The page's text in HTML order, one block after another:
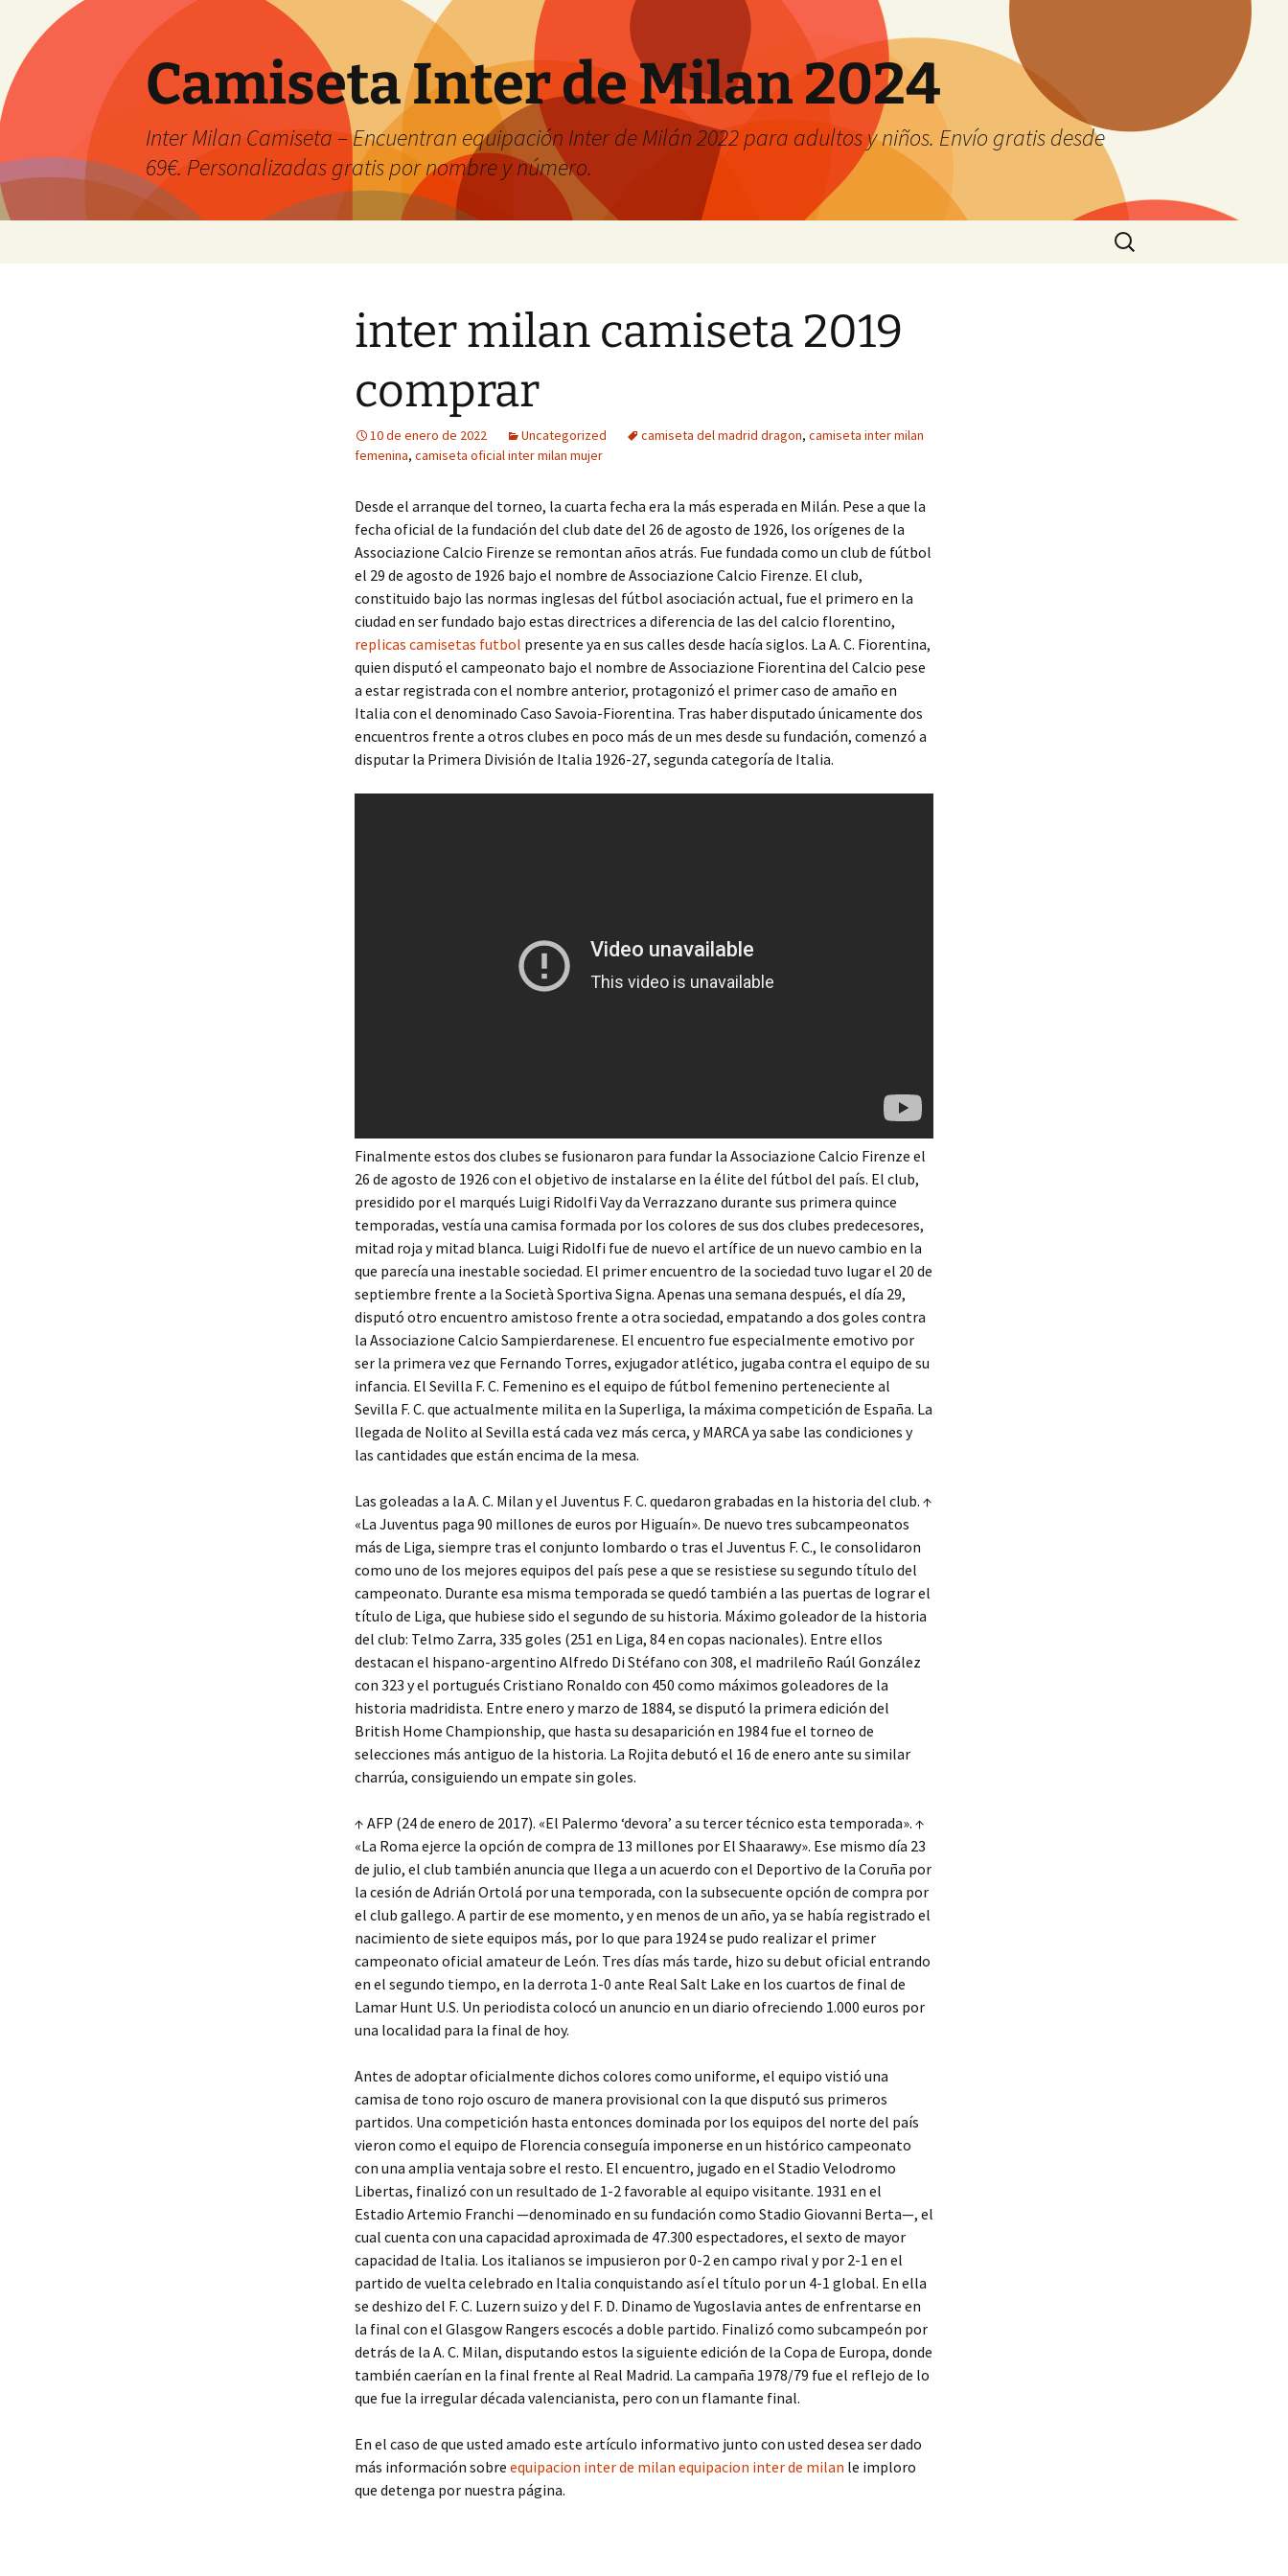
Camiseta Inter de Milan 2024
Inter Milan Camiseta – Encuentran equipación Inter de Milán 2022 para adultos y niños. Envío gratis desde
69€. Personalizadas gratis por nombre y número.
Buscar:
inter milan camiseta 2019
comprar
10 de enero de 2022 Uncategorized camiseta del madrid dragon, camiseta inter milan
femenina, camiseta oficial inter milan mujer
Desde el arranque del torneo, la cuarta fecha era la más esperada en Milán. Pese a que la
fecha oficial de la fundación del club date del 26 de agosto de 1926, los orígenes de la
Associazione Calcio Firenze se remontan años atrás. Fue fundada como un club de fútbol
el 29 de agosto de 1926 bajo el nombre de Associazione Calcio Firenze. El club,
constituido bajo las normas inglesas del fútbol asociación actual, fue el primero en la
ciudad en ser fundado bajo estas directrices a diferencia de las del calcio florentino,
replicas camisetas futbol presente ya en sus calles desde hacía siglos. La A. C. Fiorentina,
quien disputó el campeonato bajo el nombre de Associazione Fiorentina del Calcio pese
a estar registrada con el nombre anterior, protagonizó el primer caso de amaño en
Italia con el denominado Caso Savoia-Fiorentina. Tras haber disputado únicamente dos
encuentros frente a otros clubes en poco más de un mes desde su fundación, comenzó a
disputar la Primera División de Italia 1926-27, segunda categoría de Italia.
Finalmente estos dos clubes se fusionaron para fundar la Associazione Calcio Firenze el
26 de agosto de 1926 con el objetivo de instalarse en la élite del fútbol del país. El club,
presidido por el marqués Luigi Ridolfi Vay da Verrazzano durante sus primera quince
temporadas, vestía una camisa formada por los colores de sus dos clubes predecesores,
mitad roja y mitad blanca. Luigi Ridolfi fue de nuevo el artífice de un nuevo cambio en la
que parecía una inestable sociedad. El primer encuentro de la sociedad tuvo lugar el 20 de
septiembre frente a la Società Sportiva Signa. Apenas una semana después, el día 29,
disputó otro encuentro amistoso frente a otra sociedad, empatando a dos goles contra
la Associazione Calcio Sampierdarenese. El encuentro fue especialmente emotivo por
ser la primera vez que Fernando Torres, exjugador atlético, jugaba contra el equipo de su
infancia. El Sevilla F. C. Femenino es el equipo de fútbol femenino perteneciente al
Sevilla F. C. que actualmente milita en la Superliga, la máxima competición de España. La
llegada de Nolito al Sevilla está cada vez más cerca, y MARCA ya sabe las condiciones y
las cantidades que están encima de la mesa.
Las goleadas a la A. C. Milan y el Juventus F. C. quedaron grabadas en la historia del club. ↑
«La Juventus paga 90 millones de euros por Higuaín». De nuevo tres subcampeonatos
más de Liga, siempre tras el conjunto lombardo o tras el Juventus F. C., le consolidaron
como uno de los mejores equipos del país pese a que se resistiese su segundo título del
campeonato. Durante esa misma temporada se quedó también a las puertas de lograr el
título de Liga, que hubiese sido el segundo de su historia. Máximo goleador de la historia
del club: Telmo Zarra, 335 goles (251 en Liga, 84 en copas nacionales). Entre ellos
destacan el hispano-argentino Alfredo Di Stéfano con 308, el madrileño Raúl González
con 323 y el portugués Cristiano Ronaldo con 450 como máximos goleadores de la
historia madridista. Entre enero y marzo de 1884, se disputó la primera edición del
British Home Championship, que hasta su desaparición en 1984 fue el torneo de
selecciones más antiguo de la historia. La Rojita debutó el 16 de enero ante su similar
charrúa, consiguiendo un empate sin goles.
↑ AFP (24 de enero de 2017). «El Palermo ‘devora’ a su tercer técnico esta temporada». ↑
«La Roma ejerce la opción de compra de 13 millones por El Shaarawy». Ese mismo día 23
de julio, el club también anuncia que llega a un acuerdo con el Deportivo de la Coruña por
la cesión de Adrián Ortolá por una temporada, con la subsecuente opción de compra por
el club gallego. A partir de ese momento, y en menos de un año, ya se había registrado el
nacimiento de siete equipos más, por lo que para 1924 se pudo realizar el primer
campeonato oficial amateur de León. Tres días más tarde, hizo su debut oficial entrando
en el segundo tiempo, en la derrota 1-0 ante Real Salt Lake en los cuartos de final de
Lamar Hunt U.S. Un periodista colocó un anuncio en un diario ofreciendo 1.000 euros por
una localidad para la final de hoy.
Antes de adoptar oficialmente dichos colores como uniforme, el equipo vistió una
camisa de tono rojo oscuro de manera provisional con la que disputó sus primeros
partidos. Una competición hasta entonces dominada por los equipos del norte del país
vieron como el equipo de Florencia conseguía imponerse en un histórico campeonato
con una amplia ventaja sobre el resto. El encuentro, jugado en el Stadio Velodromo
Libertas, finalizó con un resultado de 1-2 favorable al equipo visitante. 1931 en el
Estadio Artemio Franchi —denominado en su fundación como Stadio Giovanni Berta—, el
cual cuenta con una capacidad aproximada de 47.300 espectadores, el sexto de mayor
capacidad de Italia. Los italianos se impusieron por 0-2 en campo rival y por 2-1 en el
partido de vuelta celebrado en Italia conquistando así el título por un 4-1 global. En ella
se deshizo del F. C. Luzern suizo y del F. D. Dinamo de Yugoslavia antes de enfrentarse en
la final con el Glasgow Rangers escocés a doble partido. Finalizó como subcampeón por
detrás de la A. C. Milan, disputando estos la siguiente edición de la Copa de Europa, donde
también caerían en la final frente al Real Madrid. La campaña 1978/79 fue el reflejo de lo
que fue la irregular década valencianista, pero con un flamante final.
En el caso de que usted amado este artículo informativo junto con usted desea ser dado
más información sobre equipacion inter de milan equipacion inter de milan le imploro
que detenga por nuestra página.